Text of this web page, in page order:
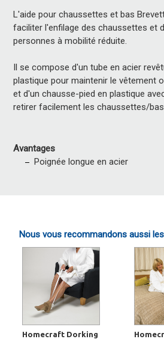
L'aide pour chaussettes et bas
faciliter l'enfilage des chaussettes et
personnes à mobilité réduite.
Il se compose d'un tube en acier
plastique pour maintenir le vêtement
et d'un chausse-pied en plastique
retirer facilement les chaussettes/
Avantages
Poignée longue en acier
Nous vous recommandons aussi
Homecraft Dorking